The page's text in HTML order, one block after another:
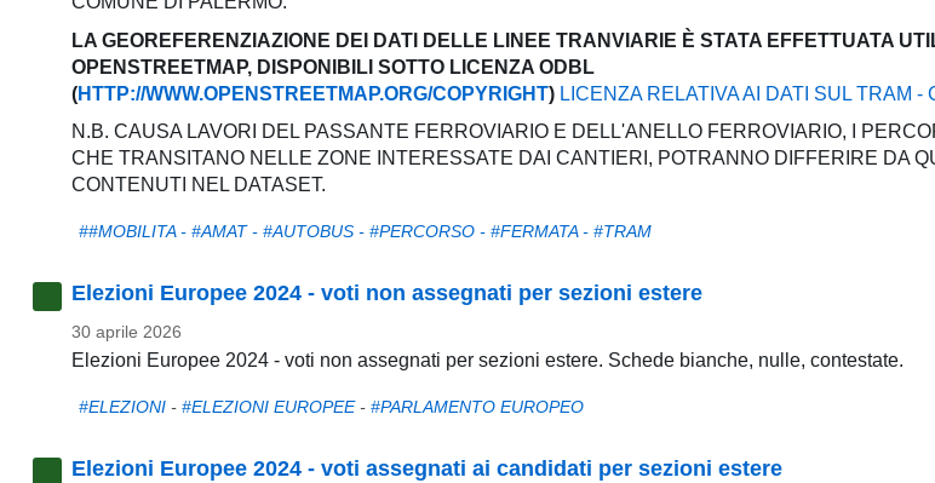
LA GEOREFERENZIAZIONE DEI DATI DELLE LINEE TRANVIARIE È STATA EFFETTUATA
OPENSTREETMAP, DISPONIBILI SOTTO LICENZA ODBL
(HTTP://WWW.OPENSTREETMAP.ORG/COPYRIGHT) LICENZA RELATIVA AI DATI SUL TRAM -
N.B. CAUSA LAVORI DEL PASSANTE FERROVIARIO E DELL'ANELLO FERROVIARIO, I
CHE TRANSITANO NELLE ZONE INTERESSATE DAI CANTIERI, POTRANNO DIFFERIRE DA
CONTENUTI NEL DATASET.
##MOBILITA - #AMAT - #AUTOBUS - #PERCORSO - #FERMATA - #TRAM
Elezioni Europee 2024 - voti non assegnati per sezioni estere
30 aprile 2026
Elezioni Europee 2024 - voti non assegnati per sezioni estere. Schede bianche, nulle, contestate.
#ELEZIONI -#ELEZIONI EUROPEE-#PARLAMENTO EUROPEO
Elezioni Europee 2024 - voti assegnati ai candidati per sezioni estere